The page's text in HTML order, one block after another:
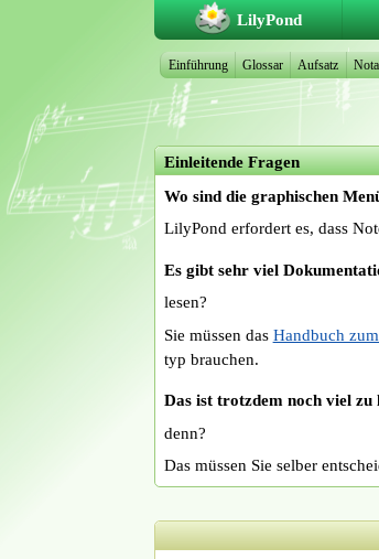
Einleitende Fragen
Wo sind die graphischen
LilyPond erfordert es, dass
Es gibt sehr viel
lesen?
Sie müssen das Handbuch
typ brauchen.
Das ist trotzdem noch viel zu
denn?
Das müssen Sie selber
LilyPond
Einführung Glossar Aufsatz